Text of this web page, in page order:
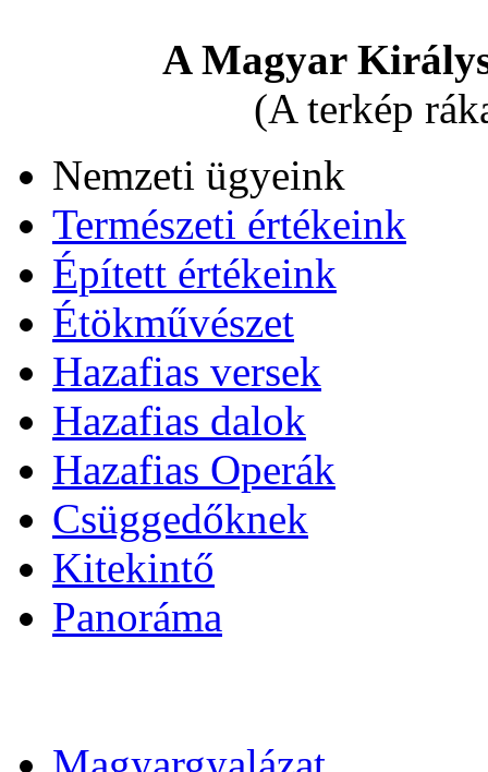
A Magyar
(A terkép
Nemzeti ügyeink
Természeti értékeink
Épített értékeink
Étökművészet
Hazafias versek
Hazafias dalok
Hazafias Operák
Csüggedőknek
Kitekintő
Panoráma